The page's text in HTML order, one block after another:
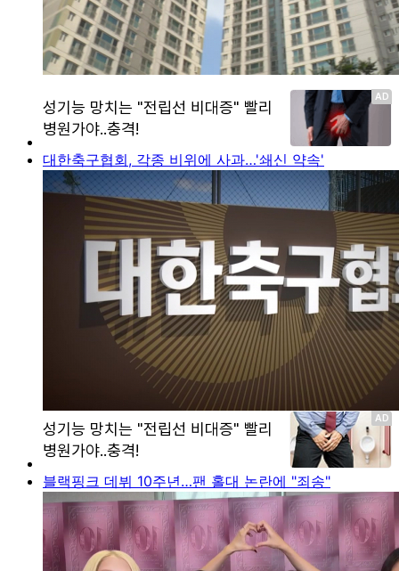
대한축구협회, 각종 비위에 사과…'쇄신 약속'
블랙핑크 데뷔 10주년…팬 홀대 논란에 "죄송"